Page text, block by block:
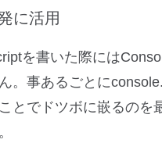
に活用
を書いた際には
。事あるごとに
とでドツボに嵌るのを